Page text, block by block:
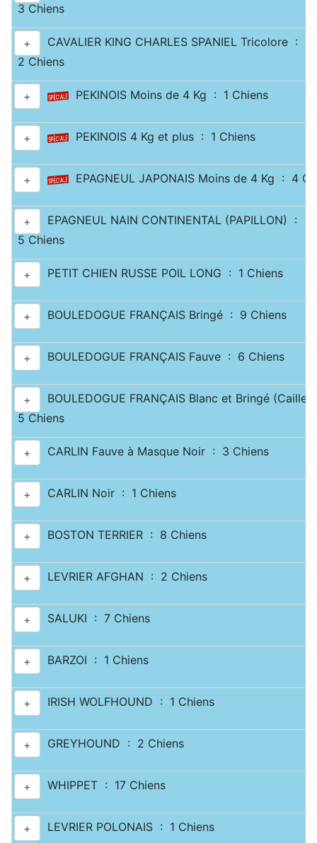
3 Chiens
+
CAVALIER KING CHARLES SPANIEL Tricolore :
2 Chiens
+ PEKINOIS Moins de 4 Kg : 1 Chiens
+ PEKINOIS 4 Kg et plus : 1 Chiens
+ EPAGNEUL JAPONAIS Moins de 4 Kg : 4
+
EPAGNEUL NAIN CONTINENTAL (PAPILLON) :
5 Chiens
+ PETIT CHIEN RUSSE POIL LONG : 1 Chiens
+ BOULEDOGUE FRANÇAIS Bringé : 9 Chiens
+ BOULEDOGUE FRANÇAIS Fauve : 6 Chiens
+
BOULEDOGUE FRANÇAIS Blanc et Bringé
5 Chiens
+ CARLIN Fauve à Masque Noir : 3 Chiens
+ CARLIN Noir : 1 Chiens
+ BOSTON TERRIER : 8 Chiens
+ LEVRIER AFGHAN : 2 Chiens
+ SALUKI : 7 Chiens
+ BARZOI : 1 Chiens
+ IRISH WOLFHOUND : 1 Chiens
+ GREYHOUND : 2 Chiens
+ WHIPPET : 17 Chiens
+ LEVRIER POLONAIS : 1 Chiens